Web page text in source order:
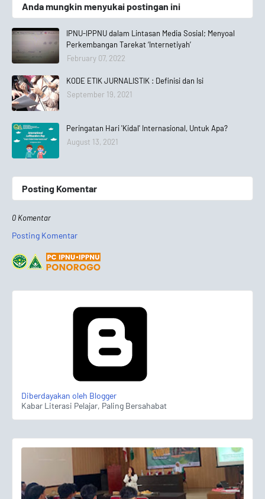
Anda mungkin menyukai postingan ini
IPNU-IPPNU dalam Lintasan Media Sosial; Menyoal
Perkembangan Tarekat ‘Internetiyah’
February 07, 2022
KODE ETIK JURNALISTIK : Definisi dan Isi
September 19, 2021
Peringatan Hari 'Kidal' Internasional, Untuk Apa?
August 13, 2021
Posting Komentar
0 Komentar
Posting Komentar
Diberdayakan oleh Blogger
Kabar Literasi Pelajar, Paling Bersahabat